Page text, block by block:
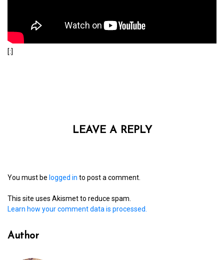
[:]
LEAVE A REPLY
You must be logged in to post a comment.
This site uses Akismet to reduce spam.
Learn how your comment data is processed.
Author